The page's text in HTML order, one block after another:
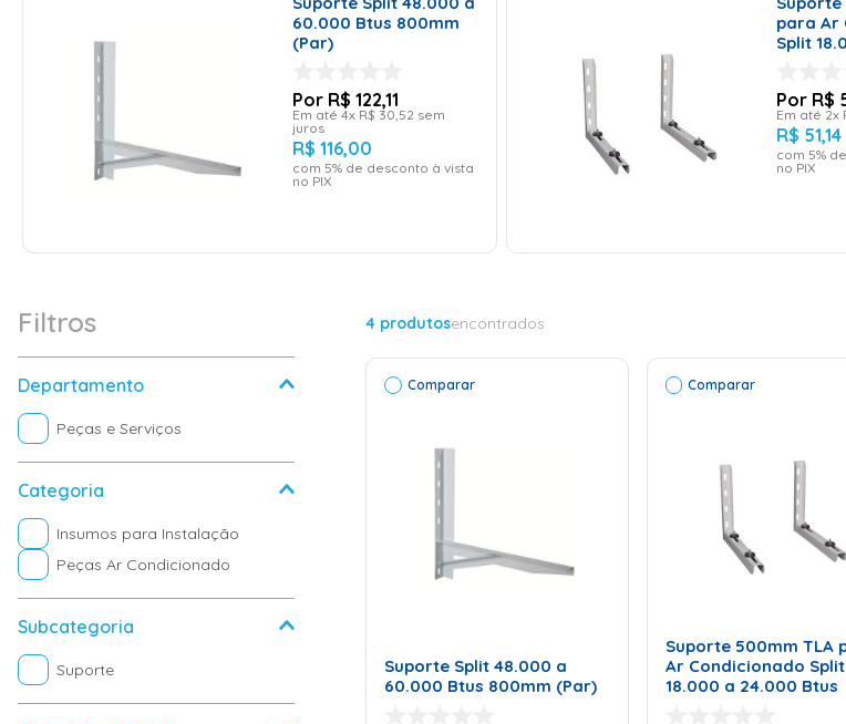
60.000 Btus 800mm
(Par)
R$ 122,11
Em até 4x R$ 30,52 sem
juros
R$ 116,00
com 5% de desconto à vista
no PIX
para Ar
Split
R$
Em até 2x
R$ 51,14
com 5%
no PIX
Filtros
Departamento
Peças e Serviços
Categoria
Insumos para Instalação
Peças Ar Condicionado
Subcategoria
Suporte
4 produtosencontrados
Comparar
Suporte Split 48.000 a
60.000 Btus 800mm (Par)
Comparar
Suporte 500mm TLA
Ar Condicionado Split
18.000 a 24.000 Btus
10º midea